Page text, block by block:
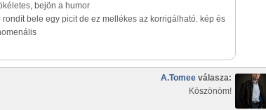
bejön a humor
rondít bele egy picit de ez mellékes az korrigálható. kép és
A.Tomee válasza:
Köszönöm!